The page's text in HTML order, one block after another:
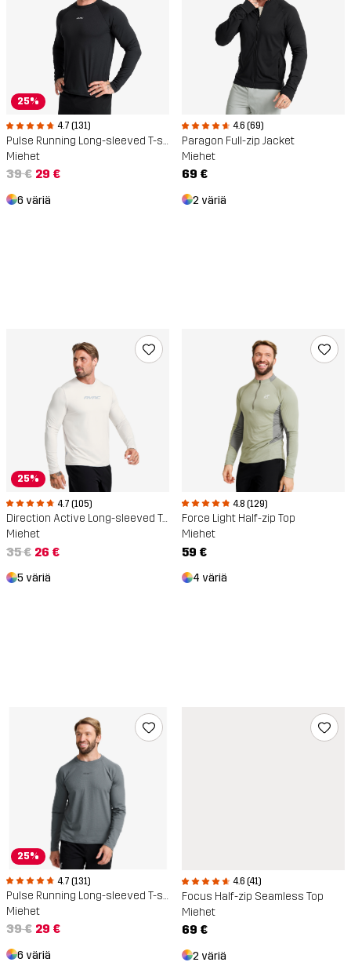
25%
4.7 (131)
Pulse Running Long-sleeved T-shirt
Miehet
39 € 29 €
6 väriä
4.6 (69)
Paragon Full-zip Jacket
Miehet
69 €
2 väriä
25%
4.7 (105)
Direction Active Long-sleeved T-shirt
Miehet
35 € 26 €
5 väriä
4.8 (129)
Force Light Half-zip Top
Miehet
59 €
4 väriä
25%
4.7 (131)
Pulse Running Long-sleeved T-shirt
Miehet
39 € 29 €
6 väriä
4.6 (41)
Focus Half-zip Seamless Top
Miehet
69 €
2 väriä